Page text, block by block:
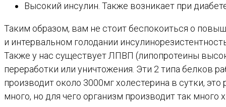
Высокий инсулин. Также возникает при
Таким образом, вам не стоит беспокоиться о
и интервальном голодании
Также у нас существует ЛПВП (липопротеины
переработки или уничтожения. Эти 2 типа белков
производит около 3000мг холестерина в сутки,
много, но для чего организм производит так много